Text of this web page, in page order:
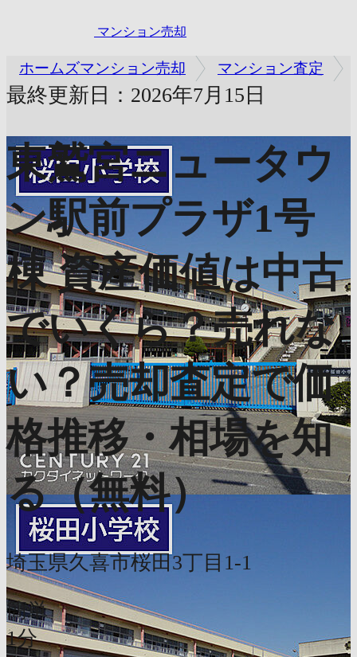
マンション売却
ホームズマンション売却 マンション査定
最終更新日：2026年7月15日
東鷲宮ニュータウ
ン駅前プラザ1号
棟 資産価値は中古
でいくら？売れな
い？売却査定で価
格推移・相場を知
る（無料）
埼玉県久喜市桜田3丁目1-1
簡単
1分